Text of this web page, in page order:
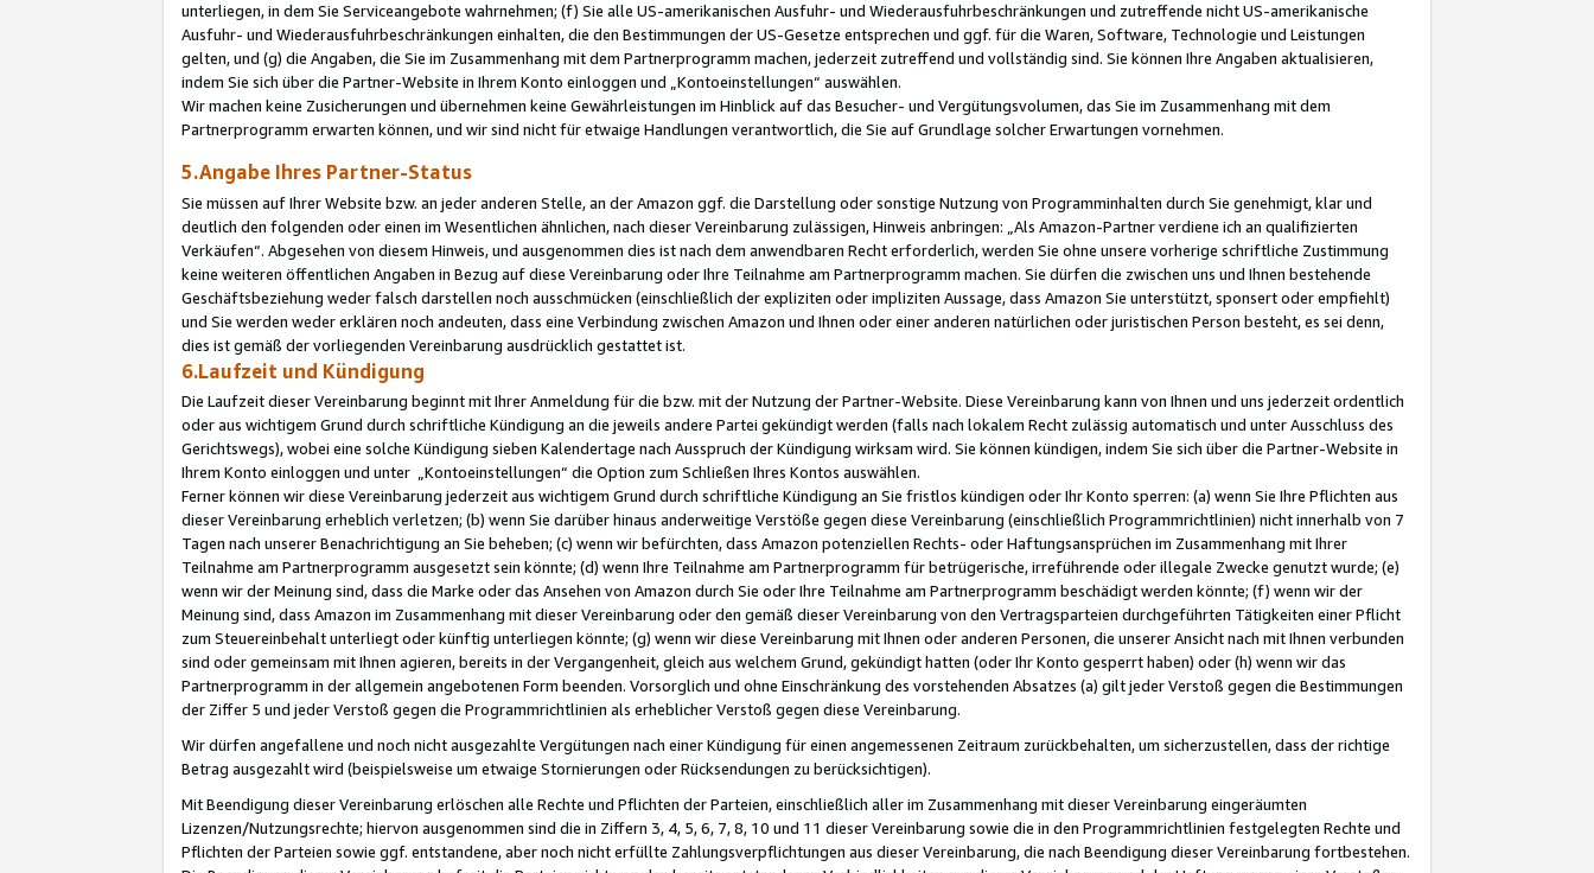
unterliegen, in dem Sie Serviceangebote wahrnehmen; (f) Sie alle US-amerikanischen Ausfuhr- und Wiederausfuhrbeschränkungen und zutreffende nicht US-amerikanische
Ausfuhr- und Wiederausfuhrbeschränkungen einhalten, die den Bestimmungen der US-Gesetze entsprechen und ggf. für die Waren, Software, Technologie und Leistungen
gelten, und (g) die Angaben, die Sie im Zusammenhang mit dem Partnerprogramm machen, jederzeit zutreffend und vollständig sind. Sie können Ihre Angaben aktualisieren,
indem Sie sich über die Partner-Website in Ihrem Konto einloggen und „Kontoeinstellungen“ auswählen.
Wir machen keine Zusicherungen und übernehmen keine Gewährleistungen im Hinblick auf das Besucher- und Vergütungsvolumen, das Sie im Zusammenhang mit dem
Partnerprogramm erwarten können, und wir sind nicht für etwaige Handlungen verantwortlich, die Sie auf Grundlage solcher Erwartungen vornehmen.
5.Angabe Ihres Partner-Status
Sie müssen auf Ihrer Website bzw. an jeder anderen Stelle, an der Amazon ggf. die Darstellung oder sonstige Nutzung von Programminhalten durch Sie genehmigt, klar und
deutlich den folgenden oder einen im Wesentlichen ähnlichen, nach dieser Vereinbarung zulässigen, Hinweis anbringen: „Als Amazon-Partner verdiene ich an qualifizierten
Verkäufen“. Abgesehen von diesem Hinweis, und ausgenommen dies ist nach dem anwendbaren Recht erforderlich, werden Sie ohne unsere vorherige schriftliche Zustimmung
keine weiteren öffentlichen Angaben in Bezug auf diese Vereinbarung oder Ihre Teilnahme am Partnerprogramm machen. Sie dürfen die zwischen uns und Ihnen bestehende
Geschäftsbeziehung weder falsch darstellen noch ausschmücken (einschließlich der expliziten oder impliziten Aussage, dass Amazon Sie unterstützt, sponsert oder empfiehlt)
und Sie werden weder erklären noch andeuten, dass eine Verbindung zwischen Amazon und Ihnen oder einer anderen natürlichen oder juristischen Person besteht, es sei denn,
dies ist gemäß der vorliegenden Vereinbarung ausdrücklich gestattet ist.
6.Laufzeit und Kündigung
Die Laufzeit dieser Vereinbarung beginnt mit Ihrer Anmeldung für die bzw. mit der Nutzung der Partner-Website. Diese Vereinbarung kann von Ihnen und uns jederzeit ordentlich
oder aus wichtigem Grund durch schriftliche Kündigung an die jeweils andere Partei gekündigt werden (falls nach lokalem Recht zulässig automatisch und unter Ausschluss des
Gerichtswegs), wobei eine solche Kündigung sieben Kalendertage nach Ausspruch der Kündigung wirksam wird. Sie können kündigen, indem Sie sich über die Partner-Website in
Ihrem Konto einloggen und unter „Kontoeinstellungen“ die Option zum Schließen Ihres Kontos auswählen.
Ferner können wir diese Vereinbarung jederzeit aus wichtigem Grund durch schriftliche Kündigung an Sie fristlos kündigen oder Ihr Konto sperren: (a) wenn Sie Ihre Pflichten aus
dieser Vereinbarung erheblich verletzen; (b) wenn Sie darüber hinaus anderweitige Verstöße gegen diese Vereinbarung (einschließlich Programmrichtlinien) nicht innerhalb von 7
Tagen nach unserer Benachrichtigung an Sie beheben; (c) wenn wir befürchten, dass Amazon potenziellen Rechts- oder Haftungsansprüchen im Zusammenhang mit Ihrer
Teilnahme am Partnerprogramm ausgesetzt sein könnte; (d) wenn Ihre Teilnahme am Partnerprogramm für betrügerische, irreführende oder illegale Zwecke genutzt wurde; (e)
wenn wir der Meinung sind, dass die Marke oder das Ansehen von Amazon durch Sie oder Ihre Teilnahme am Partnerprogramm beschädigt werden könnte; (f) wenn wir der
Meinung sind, dass Amazon im Zusammenhang mit dieser Vereinbarung oder den gemäß dieser Vereinbarung von den Vertragsparteien durchgeführten Tätigkeiten einer Pflicht
zum Steuereinbehalt unterliegt oder künftig unterliegen könnte; (g) wenn wir diese Vereinbarung mit Ihnen oder anderen Personen, die unserer Ansicht nach mit Ihnen verbunden
sind oder gemeinsam mit Ihnen agieren, bereits in der Vergangenheit, gleich aus welchem Grund, gekündigt hatten (oder Ihr Konto gesperrt haben) oder (h) wenn wir das
Partnerprogramm in der allgemein angebotenen Form beenden. Vorsorglich und ohne Einschränkung des vorstehenden Absatzes (a) gilt jeder Verstoß gegen die Bestimmungen
der Ziffer 5 und jeder Verstoß gegen die Programmrichtlinien als erheblicher Verstoß gegen diese Vereinbarung.
Wir dürfen angefallene und noch nicht ausgezahlte Vergütungen nach einer Kündigung für einen angemessenen Zeitraum zurückbehalten, um sicherzustellen, dass der richtige
Betrag ausgezahlt wird (beispielsweise um etwaige Stornierungen oder Rücksendungen zu berücksichtigen).
Mit Beendigung dieser Vereinbarung erlöschen alle Rechte und Pflichten der Parteien, einschließlich aller im Zusammenhang mit dieser Vereinbarung eingeräumten
Lizenzen/Nutzungsrechte; hiervon ausgenommen sind die in Ziffern 3, 4, 5, 6, 7, 8, 10 und 11 dieser Vereinbarung sowie die in den Programmrichtlinien festgelegten Rechte und
Pflichten der Parteien sowie ggf. entstandene, aber noch nicht erfüllte Zahlungsverpflichtungen aus dieser Vereinbarung, die nach Beendigung dieser Vereinbarung fortbestehen.